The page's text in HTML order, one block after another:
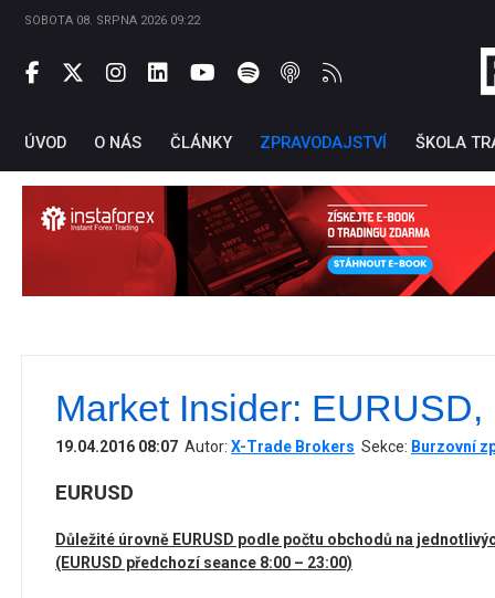
SOBOTA 08. SRPNA 2026 09:22
ÚVOD O NÁS ČLÁNKY ZPRAVODAJSTVÍ ŠKOLA
Market Insider:
19.04.2016 08:07 Autor: X-Trade Brokers Sekce: Burzovní
EURUSD
Důležité úrovně EURUSD podle počtu obchodů na
(EURUSD předchozí seance 8:00 – 23:00)